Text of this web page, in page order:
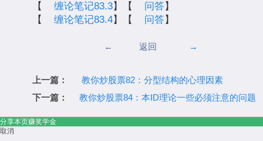
【
缠论笔记83.3】【 问答】
【
缠论笔记83.4】【 问答】
← 返回 →
上一篇：
教你炒股票82：分型结构的心理因素
下一篇：
教你炒股票84：本ID理论一些必须注意的问题
分享本页赚奖学金
取消